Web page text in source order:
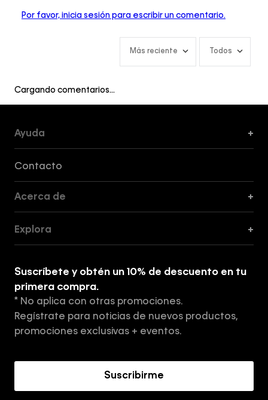
Por favor, inicia sesión para escribir un comentario.
Más reciente Todos
Cargando comentarios…
Ayuda +
Contacto
Acerca de +
Tiendas
Aviso de privacidad
Términos y Condiciones
Explora +
Suscríbete y obtén un 10% de descuento en tu
primera compra.
* No aplica con otras promociones.
Regístrate para noticias de nuevos productos,
promociones exclusivas + eventos.
Suscribirme